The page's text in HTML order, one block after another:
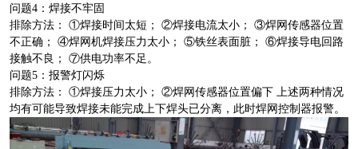
问题4：焊接不牢固
排除方法： ①焊接时间太短； ②焊接电流太小； ③焊网传感器位置
不正确； ④焊网机焊接压力太小； ⑤铁丝表面脏； ⑥焊接导电回路
接触不良； ⑦供电功率不足。
问题5：报警灯闪烁
排除方法： ①焊接压力太小； ②焊网传感器位置偏下 上述两种情况
均有可能导致焊接未能完成上下焊头已分离，此时焊网控制器报警。